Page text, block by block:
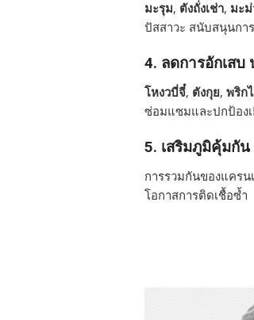
มะรุม, ตังถั่งเช่า, มะ
ปัสสาวะ สนับสนุนกา
4. ลดการอักเสบ
โหงวบี่จี๋, ตังกุย, พริก
ซ่อมแซมและปกป้อง
5. เสริมภูมิคุ้มกัน
การรวมกันของแคร
โอกาสการติดเชื้อซ้ำ